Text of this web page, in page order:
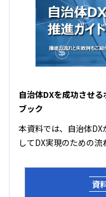
自治体DXを成功させ
ブック
本資料では、自治体
してDX実現のための流
資